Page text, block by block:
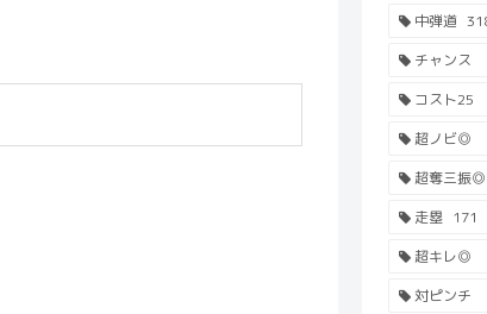
中弾道
チャンス
コスト25
超ノビ◎
超奪三振◎
走塁 171
超キレ◎
対ピンチ